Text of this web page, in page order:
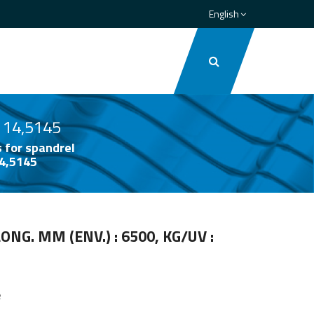
English
14,5145
for spandrel
MM (ENV.) : 6500, KG/UV :